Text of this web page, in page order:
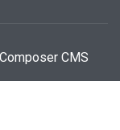
CMS